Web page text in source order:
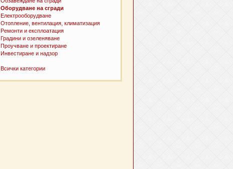
Оборудване на сгради
Електрооборудване
Отопление, вентилация, климатизация
Ремонти и експлоатация
Градини и озеленяване
Проучване и проектиране
Инвестиране и надзор
Всички категории